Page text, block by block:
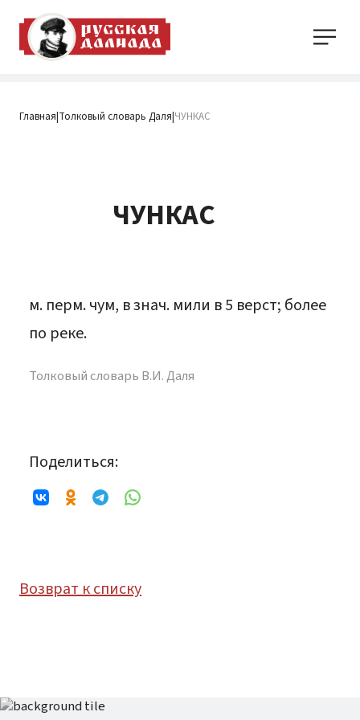
Главная|Толковый словарь Даля|ЧУНКАС
ЧУНКАС
м. перм. чум, в знач. мили в 5 верст; более
по реке.
Толковый словарь В.И. Даля
Поделиться:
Возврат к списку